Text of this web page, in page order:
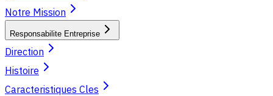
Notre Mission
Responsabilite Entreprise
Direction
Histoire
Caracteristiques Cles